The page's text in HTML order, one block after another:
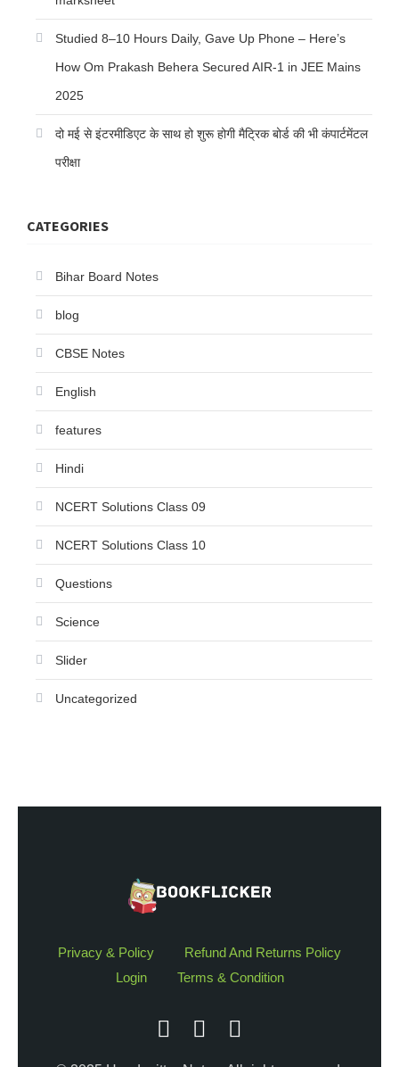
Studied 8–10 Hours Daily, Gave Up Phone – Here’s
How Om Prakash Behera Secured AIR-1 in JEE Mains
2025
दो मई से इंटरमीडिएट के साथ हो शुरू होगी मैट्रिक बोर्ड की भी कंपार्टमेंटल
परीक्षा
CATEGORIES
Bihar Board Notes
blog
CBSE Notes
English
features
Hindi
NCERT Solutions Class 09
NCERT Solutions Class 10
Questions
Science
Slider
Uncategorized
Privacy & Policy
Refund And Returns Policy
Login
Terms & Condition